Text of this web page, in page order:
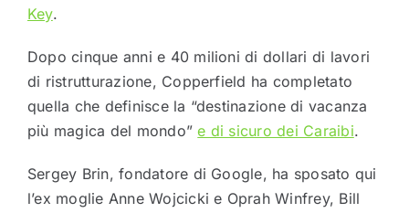
Key.
Dopo cinque anni e 40 milioni di dollari di lavori
di ristrutturazione, Copperfield ha completato
quella che definisce la “destinazione di vacanza
più magica del mondo”e di sicuro dei Caraibi.
Sergey Brin, fondatore di Google, ha sposato qui
l’ex moglie Anne Wojcicki e Oprah Winfrey, Bill